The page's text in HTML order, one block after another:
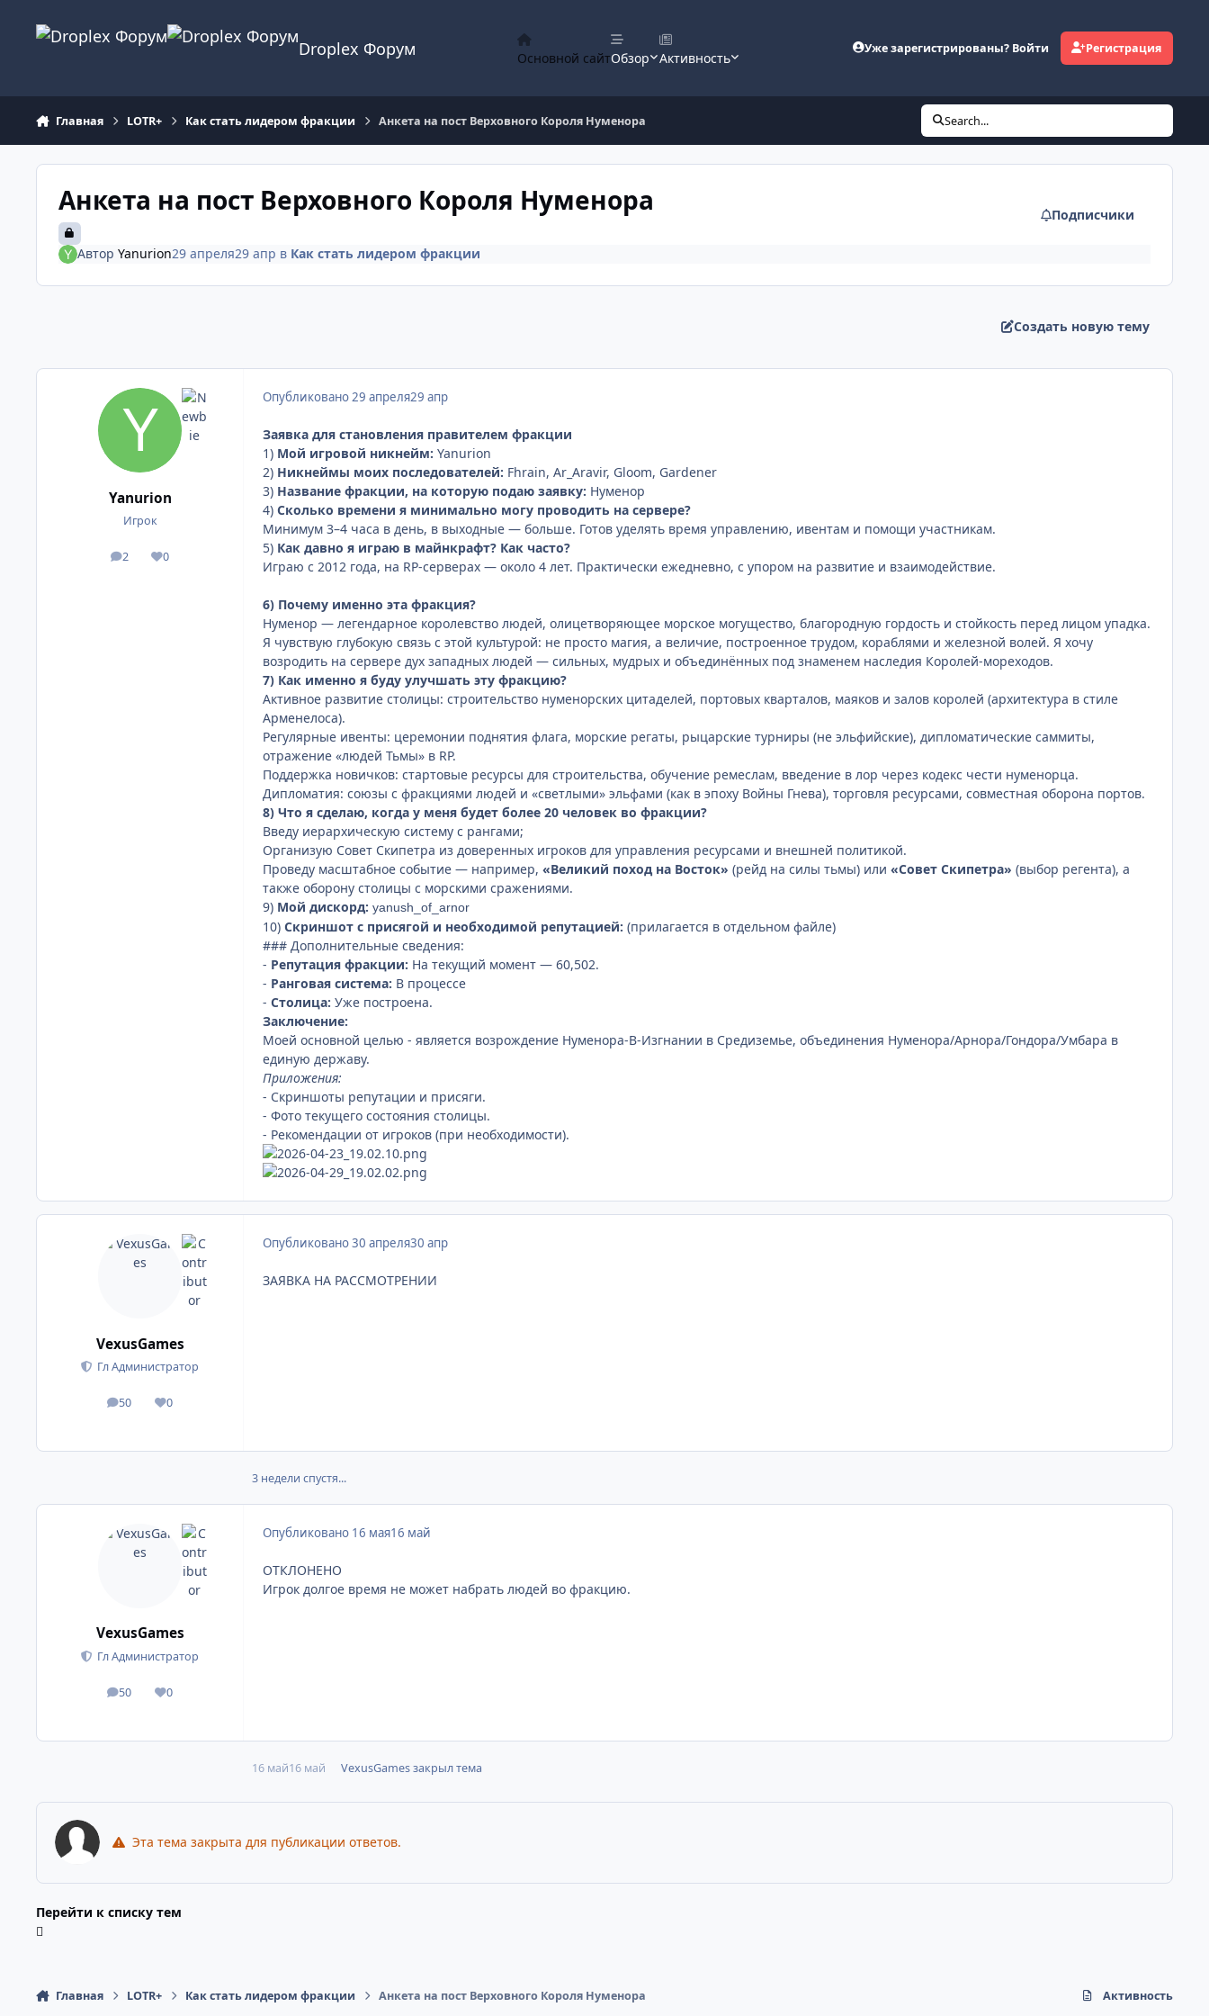
Droplex Форум Основной сайтОбзор Активность
Уже зарегистрированы? Войти Регистрация
Главная LOTR+ Как стать лидером фракции Анкета на пост Верховного Короля Нуменора Search...
Анкета на пост Верховного Короля Нуменора Подписчики
Автор Yanurion29 апреля29 апр в Как стать лидером фракции
Создать новую тему
Yanurion
Игрок
2
сообщения
0
Репутация
Опубликовано29 апреля29 апр
Заявка для становления правителем фракции
1) Мой игровой никнейм: Yanurion
2) Никнеймы моих последователей: Fhrain, Ar_Aravir, Gloom, Gardener
3) Название фракции, на которую подаю заявку: Нуменор
4) Сколько времени я минимально могу проводить на сервере?
Минимум 3–4 часа в день, в выходные — больше. Готов уделять время управлению, ивентам и помощи участникам.
5) Как давно я играю в майнкрафт? Как часто?
Играю с 2012 года, на RP-серверах — около 4 лет. Практически ежедневно, с упором на развитие и взаимодействие.
6) Почему именно эта фракция?
Нуменор — легендарное королевство людей, олицетворяющее морское могущество, благородную гордость и стойкость перед лицом упадка.
Я чувствую глубокую связь с этой культурой: не просто магия, а величие, построенное трудом, кораблями и железной волей. Я хочу
возродить на сервере дух западных людей — сильных, мудрых и объединённых под знаменем наследия Королей-мореходов.
7) Как именно я буду улучшать эту фракцию?
Активное развитие столицы: строительство нуменорских цитаделей, портовых кварталов, маяков и залов королей (архитектура в стиле
Арменелоса).
Регулярные ивенты: церемонии поднятия флага, морские регаты, рыцарские турниры (не эльфийские), дипломатические саммиты,
отражение «людей Тьмы» в RP.
Поддержка новичков: стартовые ресурсы для строительства, обучение ремеслам, введение в лор через кодекс чести нуменорца.
Дипломатия: союзы с фракциями людей и «светлыми» эльфами (как в эпоху Войны Гнева), торговля ресурсами, совместная оборона портов.
8) Что я сделаю, когда у меня будет более 20 человек во фракции?
Введу иерархическую систему с рангами;
Организую Совет Скипетра из доверенных игроков для управления ресурсами и внешней политикой.
Проведу масштабное событие — например, «Великий поход на Восток» (рейд на силы тьмы) или «Совет Скипетра» (выбор регента), а
также оборону столицы с морскими сражениями.
9) Мой дискорд: yanush_of_arnor
10) Скриншот с присягой и необходимой репутацией: (прилагается в отдельном файле)
### Дополнительные сведения:
- Репутация фракции: На текущий момент — 60,502.
- Ранговая система: В процессе
- Столица: Уже построена.
Заключение:
Моей основной целью - является возрождение Нуменора-В-Изгнании в Средиземье, объединения Нуменора/Арнора/Гондора/Умбара в
единую державу.
Приложения:
- Скриншоты репутации и присяги.
- Фото текущего состояния столицы.
- Рекомендации от игроков (при необходимости).
VexusGames
Гл Администратор
50
сообщения
0
Репутация
Опубликовано30 апреля30 апр
ЗАЯВКА НА РАССМОТРЕНИИ
3 недели спустя...
VexusGames
Гл Администратор
50
сообщения
0
Репутация
Опубликовано 16 мая16 май
ОТКЛОНЕНО
Игрок долгое время не может набрать людей во фракцию.
16 май16 май VexusGamesзакрыл тема
Эта тема закрыта для публикации ответов.
Перейти к списку тем
Главная LOTR+ Как стать лидером фракции Анкета на пост Верховного Короля Нуменора Активность